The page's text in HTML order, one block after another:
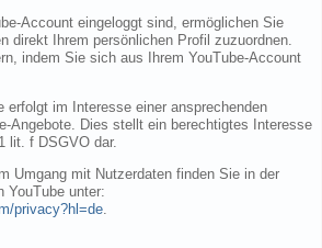
Account eingeloggt sind, ermöglichen Sie
direkt Ihrem persönlichen Profil zuzuordnen.
indem Sie sich aus Ihrem YouTube-Account
erfolgt im Interesse einer ansprechenden
Angebote. Dies stellt ein berechtigtes Interesse
lit. f DSGVO dar.
Umgang mit Nutzerdaten finden Sie in der
YouTube unter:
privacy?hl=de